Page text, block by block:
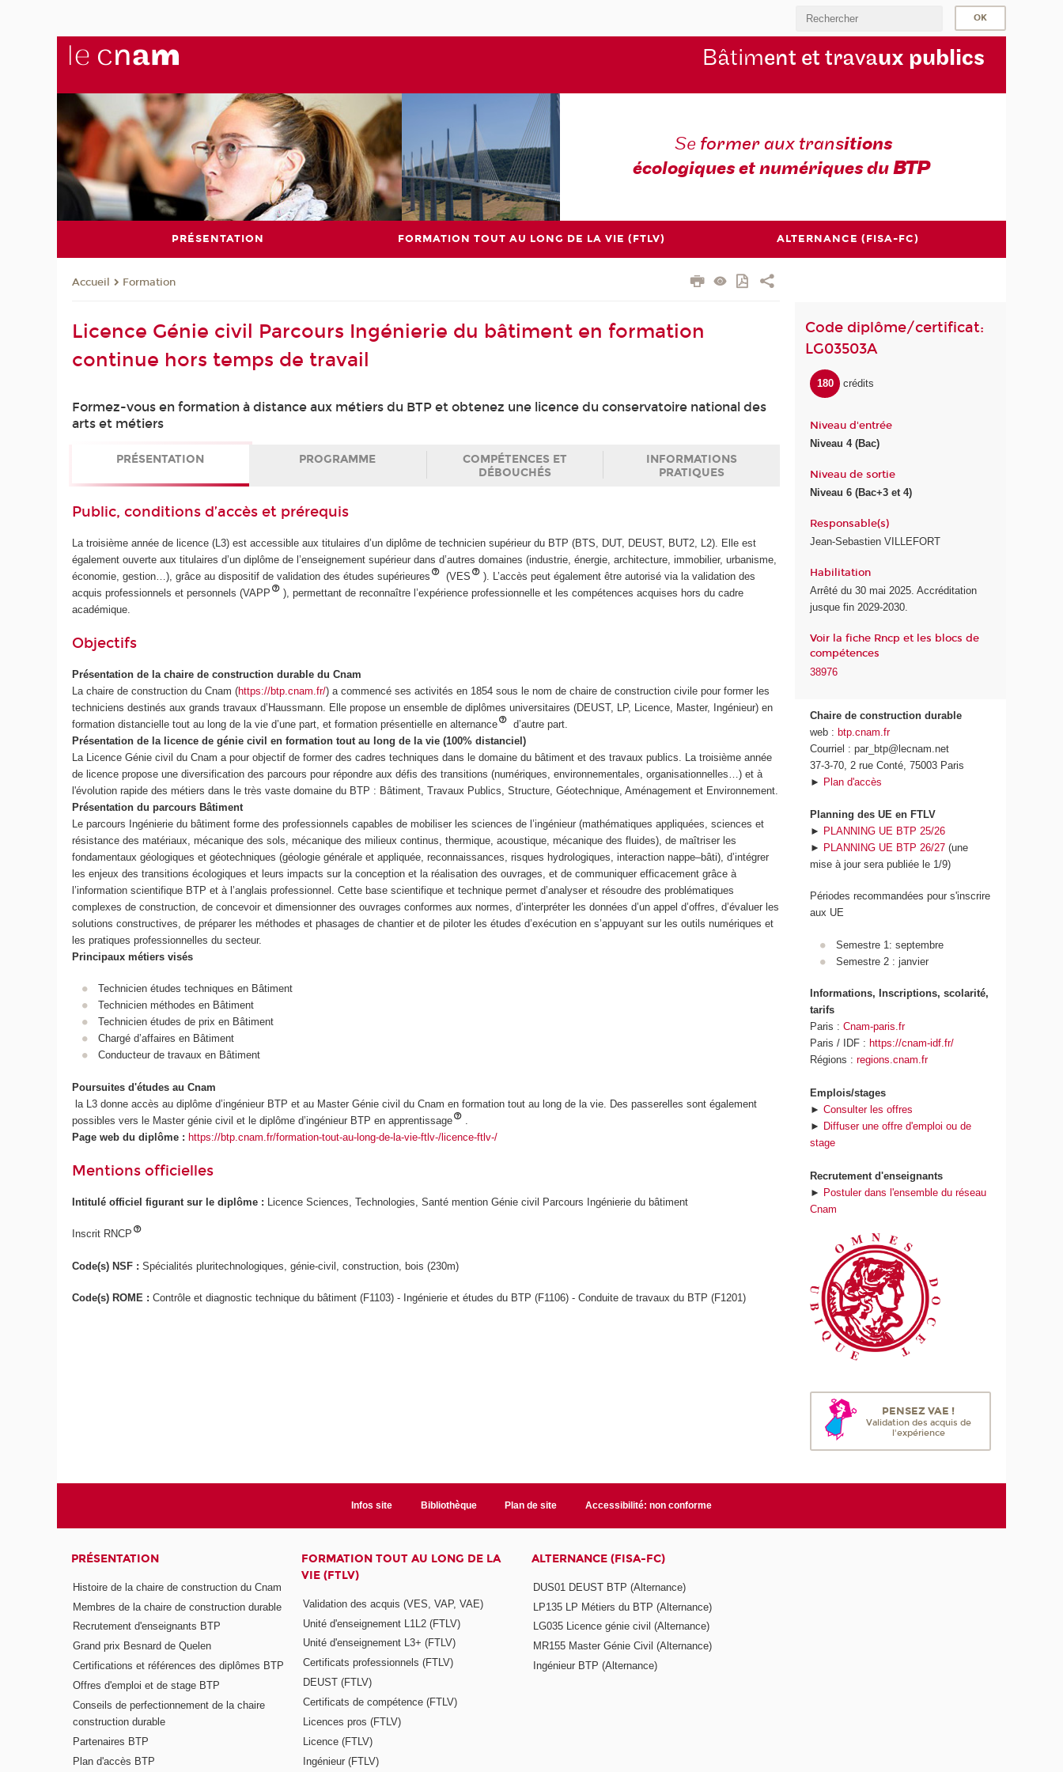
Bâtiment et travaux publics
Se former aux transitions
écologiques et numériques duBTP
PRÉSENTATION FORMATION TOUT AU LONG DE LA VIE (FTLV) ALTERNANCE (FISA-FC)
Accueil Formation
Licence Génie civil Parcours Ingénierie du bâtiment en formation
continue hors temps de travail
Formez-vous en formation à distance aux métiers du BTP et obtenez une licence du conservatoire national des
arts et métiers
PRÉSENTATION PROGRAMME
COMPÉTENCES ET
DÉBOUCHÉS
INFORMATIONS
PRATIQUES
Public, conditions d’accès et prérequis
La troisième année de licence (L3) est accessible aux titulaires d’un diplôme de technicien supérieur du BTP (BTS, DUT, DEUST, BUT2, L2). Elle est
également ouverte aux titulaires d’un diplôme de l’enseignement supérieur dans d’autres domaines (industrie, énergie, architecture, immobilier, urbanisme,
économie, gestion…), grâce au dispositif de validation des études supérieures
(VES
). L’accès peut également être autorisé via la validation des
acquis professionnels et personnels (VAPP
), permettant de reconnaître l’expérience professionnelle et les compétences acquises hors du cadre
académique.
Objectifs
Présentation de la chaire de construction durable du Cnam
La chaire de construction du Cnam (https://btp.cnam.fr/) a commencé ses activités en 1854 sous le nom de chaire de construction civile pour former les
techniciens destinés aux grands travaux d’Haussmann. Elle propose un ensemble de diplômes universitaires (DEUST, LP, Licence, Master, Ingénieur) en
formation distancielle tout au long de la vie d’une part, et formation présentielle en alternance
d’autre part.
Présentation de la licence de génie civil en formation tout au long de la vie (100% distanciel)
La Licence Génie civil du Cnam a pour objectif de former des cadres techniques dans le domaine du bâtiment et des travaux publics. La troisième année
de licence propose une diversification des parcours pour répondre aux défis des transitions (numériques, environnementales, organisationnelles…) et à
l'évolution rapide des métiers dans le très vaste domaine du BTP : Bâtiment, Travaux Publics, Structure, Géotechnique, Aménagement et Environnement.
Présentation du parcours Bâtiment
Le parcours Ingénierie du bâtiment forme des professionnels capables de mobiliser les sciences de l’ingénieur (mathématiques appliquées, sciences et
résistance des matériaux, mécanique des sols, mécanique des milieux continus, thermique, acoustique, mécanique des fluides), de maîtriser les
fondamentaux géologiques et géotechniques (géologie générale et appliquée, reconnaissances, risques hydrologiques, interaction nappe–bâti), d’intégrer
les enjeux des transitions écologiques et leurs impacts sur la conception et la réalisation des ouvrages, et de communiquer efficacement grâce à
l’information scientifique BTP et à l’anglais professionnel. Cette base scientifique et technique permet d’analyser et résoudre des problématiques
complexes de construction, de concevoir et dimensionner des ouvrages conformes aux normes, d’interpréter les données d’un appel d’offres, d’évaluer les
solutions constructives, de préparer les méthodes et phasages de chantier et de piloter les études d’exécution en s’appuyant sur les outils numériques et
les pratiques professionnelles du secteur.
Principaux métiers visés
Technicien études techniques en Bâtiment
Technicien méthodes en Bâtiment
Technicien études de prix en Bâtiment
Chargé d’affaires en Bâtiment
Conducteur de travaux en Bâtiment
Poursuites d'études au Cnam
la L3 donne accès au diplôme d’ingénieur BTP et au Master Génie civil du Cnam en formation tout au long de la vie. Des passerelles sont également
possibles vers le Master génie civil et le diplôme d’ingénieur BTP en apprentissage
Page web du diplôme : https://btp.cnam.fr/formation-tout-au-long-de-la-vie-ftlv-/licence-ftlv-/
Mentions officielles
Intitulé officiel figurant sur le diplôme : Licence Sciences, Technologies, Santé mention Génie civil Parcours Ingénierie du bâtiment
Inscrit RNCP
Code(s) NSF :Spécialités pluritechnologiques, génie-civil, construction, bois (230m)
Code(s) ROME :Contrôle et diagnostic technique du bâtiment (F1103) - Ingénierie et études du BTP (F1106) - Conduite de travaux du BTP (F1201)
Code diplôme/certificat:
LG03503A
180 crédits
Niveau d'entrée
Niveau 4 (Bac)
Niveau de sortie
Niveau 6 (Bac+3 et 4)
Responsable(s)
Jean-Sebastien VILLEFORT
Habilitation
Arrêté du 30 mai 2025. Accréditation
jusque fin 2029-2030.
Voir la fiche Rncp et les blocs de
compétences
38976
Chaire de construction durable
web : btp.cnam.fr
Courriel : par_btp@lecnam.net
37-3-70, 2 rue Conté, 75003 Paris
► Plan d'accès
Planning des UE en FTLV
► PLANNING UE BTP 25/26
► PLANNING UE BTP 26/27 (une
mise à jour sera publiée le 1/9)
Périodes recommandées pour s'inscrire
aux UE
Semestre 1: septembre
Semestre 2 : janvier
Informations, Inscriptions, scolarité,
tarifs
Paris :Cnam-paris.fr
Paris / IDF : https://cnam-idf.fr/
Régions :regions.cnam.fr
Emplois/stages
►Consulter les offres
► Diffuser une offre d'emploi ou de
stage
Recrutement d'enseignants
► Postuler dans l'ensemble du réseau
Cnam
PENSEZ VAE !
Validation des acquis de
l'expérience
Infos site Bibliothèque Plan de site Accessibilité: non conforme
PRÉSENTATION
Histoire de la chaire de construction du Cnam
Membres de la chaire de construction durable
Recrutement d'enseignants BTP
Grand prix Besnard de Quelen
Certifications et références des diplômes BTP
Offres d'emploi et de stage BTP
Conseils de perfectionnement de la chaire
construction durable
Partenaires BTP
Plan d'accès BTP
FORMATION TOUT AU LONG DE LA
VIE (FTLV)
Validation des acquis (VES, VAP, VAE)
Unité d'enseignement L1L2 (FTLV)
Unité d'enseignement L3+ (FTLV)
Certificats professionnels (FTLV)
DEUST (FTLV)
Certificats de compétence (FTLV)
Licences pros (FTLV)
Licence (FTLV)
Ingénieur (FTLV)
ALTERNANCE (FISA-FC)
DUS01 DEUST BTP (Alternance)
LP135 LP Métiers du BTP (Alternance)
LG035 Licence génie civil (Alternance)
MR155 Master Génie Civil (Alternance)
Ingénieur BTP (Alternance)